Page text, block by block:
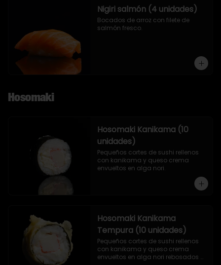
Nigiri salmón (4 unidades)
Bocados de arroz con filete de
salmón fresco.
Hosomaki
Hosomaki Kanikama (10
unidades)
Pequeños cortes de sushi rellenos
con kanikama y queso crema
envueltos en alga nori.
Hosomaki Kanikama
Tempura (10 unidades)
Pequeños cortes de sushi rellenos
con kanikama y queso crema
envueltos en alga nori rebosados